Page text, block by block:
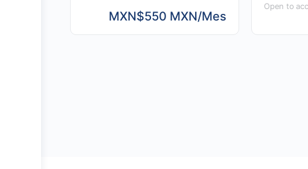
MXN$550 MXN/Mes
Open to